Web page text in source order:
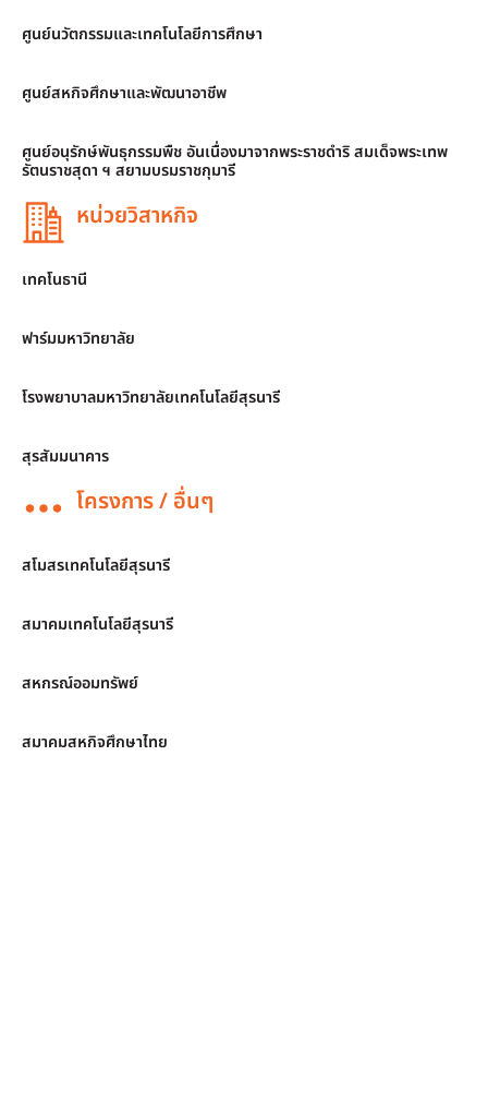
ศูนย์นวัตกรรมและเทคโนโลยีการศึกษา
ศูนย์สหกิจศึกษาและพัฒนาอาชีพ
ศูนย์อนุรักษ์พันธุกรรมพืช อันเนื่องมาจากพระราชดำริ สมเด็จพระเทพ
รัตนราชสุดา ฯ สยามบรมราชกุมารี
หน่วยวิสาหกิจ
เทคโนธานี
ฟาร์มมหาวิทยาลัย
โรงพยาบาลมหาวิทยาลัยเทคโนโลยีสุรนารี
สุรสัมมนาคาร
โครงการ / อื่นๆ
สโมสรเทคโนโลยีสุรนารี
สมาคมเทคโนโลยีสุรนารี
สหกรณ์ออมทรัพย์
สมาคมสหกิจศึกษาไทย